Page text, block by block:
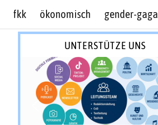
fkk ökonomisch gender-gaga
UNTERSTÜTZE UNS